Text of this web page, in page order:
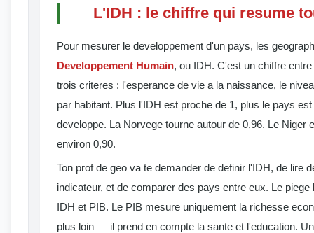
L'IDH : le chiffre qui resume
Pour mesurer le developpement d'un pays, les
Developpement Humain, ou IDH. C'est un chiffre
trois criteres : l'esperance de vie a la naissance, le
par habitant. Plus l'IDH est proche de 1, plus le pays
developpe. La Norvege tourne autour de 0,96. Le Niger
environ 0,90.
Ton prof de geo va te demander de definir l'IDH, de lire
indicateur, et de comparer des pays entre eux. Le
IDH et PIB. Le PIB mesure uniquement la richesse
plus loin — il prend en compte la sante et l'education.